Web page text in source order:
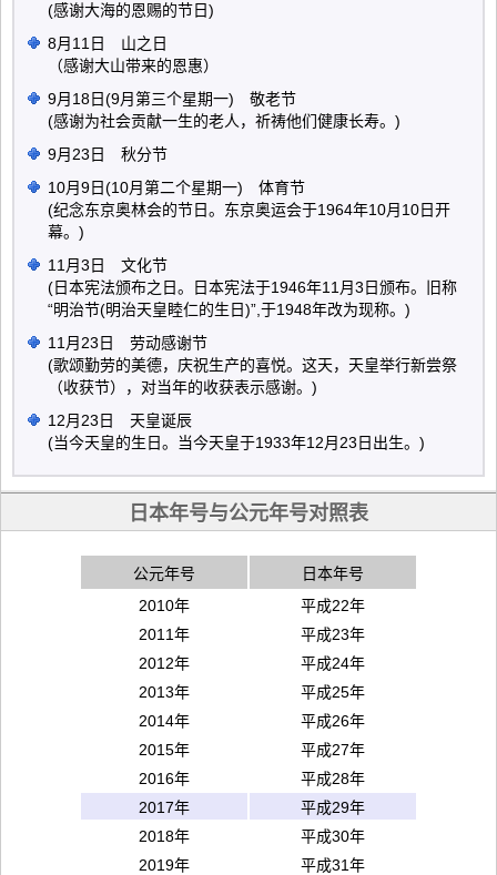
(感谢大海的恩赐的节日)
8月11日 山之日
（感谢大山带来的恩惠）
9月18日(9月第三个星期一) 敬老节
(感谢为社会贡献一生的老人，祈祷他们健康长寿。)
9月23日 秋分节
10月9日(10月第二个星期一) 体育节
(纪念东京奥林会的节日。东京奥运会于1964年10月10日开
幕。)
11月3日 文化节
(日本宪法颁布之日。日本宪法于1946年11月3日颁布。旧称
“明治节(明治天皇睦仁的生日)”,于1948年改为现称。)
11月23日 劳动感谢节
(歌颂勤劳的美德，庆祝生产的喜悦。这天，天皇举行新尝祭
（收获节），对当年的收获表示感谢。)
12月23日 天皇诞辰
(当今天皇的生日。当今天皇于1933年12月23日出生。)
日本年号与公元年号对照表
公元年号
日本年号
2010年
平成22年
2011年
平成23年
2012年
平成24年
2013年
平成25年
2014年
平成26年
2015年
平成27年
2016年
平成28年
2017年
平成29年
2018年
平成30年
2019年
平成31年